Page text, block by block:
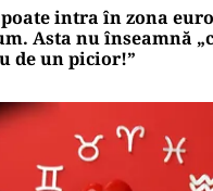
intra în zona
Asta nu înseamnă
de un picior!”